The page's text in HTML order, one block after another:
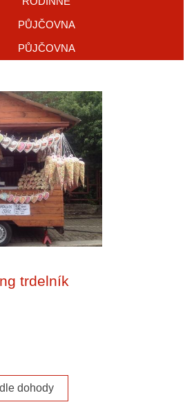
PŮJČOVNA
PŮJČOVNA
trdelník
dohody